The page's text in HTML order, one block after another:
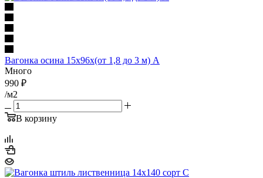
Вагонка осина 15х96х(от 1,8 до 3 м) А
Много
990 ₽
/м2
В корзину